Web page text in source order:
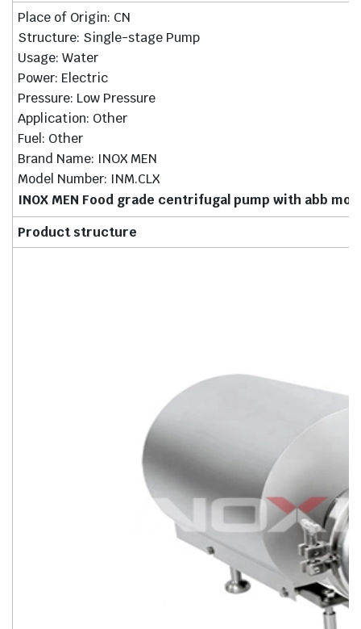
Place of Origin: CN
Structure: Single-stage Pump
Usage: Water
Power: Electric
Pressure: Low Pressure
Application: Other
Fuel: Other
Brand Name: INOX MEN
Model Number: INM.CLX
INOX MEN Food grade centrifugal pump with abb
Product structure